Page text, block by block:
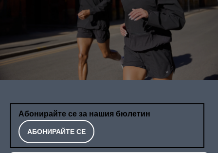
Абонирайте се за нашия бюлетин
АБОНИРАЙТЕ СЕ